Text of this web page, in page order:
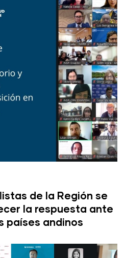
de la Región se
la respuesta ante
países andinos